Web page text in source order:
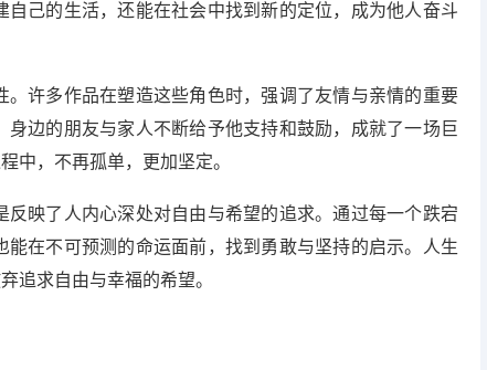
己的生活，还能在社会中找到新的定位，成为他人奋斗
许多作品在塑造这些角色时，强调了友情与亲情的重要
边的朋友与家人不断给予他支持和鼓励，成就了一场巨
中，不再孤单，更加坚定。
映了人内心深处对自由与希望的追求。通过每一个跌宕
在不可预测的命运面前，找到勇敢与坚持的启示。人生
追求自由与幸福的希望。